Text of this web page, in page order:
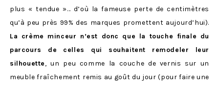
plus « tendue »… d’où la fameuse perte de centimètres
qu’à peu près 99% des marques promettent aujourd’hui).
La crème minceur n’est donc que la touche finale du
parcours de celles qui souhaitent remodeler leur
silhouette, un peu comme la couche de vernis sur un
meuble fraîchement remis au goût du jour (pour faire une